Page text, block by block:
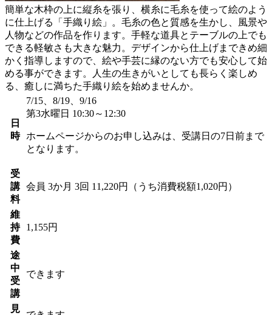
簡単な木枠の上に縦糸を張り、横糸に毛糸を使って絵のよう
に仕上げる「手織り絵」。毛糸の色と質感を生かし、風景や
人物などの作品を作ります。手軽な道具とテーブルの上でも
できる軽敏さも大きな魅力。デザインから仕上げまできめ細
かく指導しますので、絵や手芸に縁のない方でも安心して始
める事ができます。人生の生きがいとしても長らく楽しめ
る、癒しに満ちた手織り絵を始めませんか。
日
時
7/15、8/19、9/16
第3水曜日 10:30～12:30
ホームページからのお申し込みは、受講日の7日前まで
となります。
受
講
料
会員 3か月 3回 11,220円（うち消費税額1,020円）
維
持
費
1,155円
途
中
受
講
できます
見